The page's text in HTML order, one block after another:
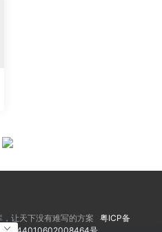
让天下没有难写的方案 粤ICP备
备 44010602008464号